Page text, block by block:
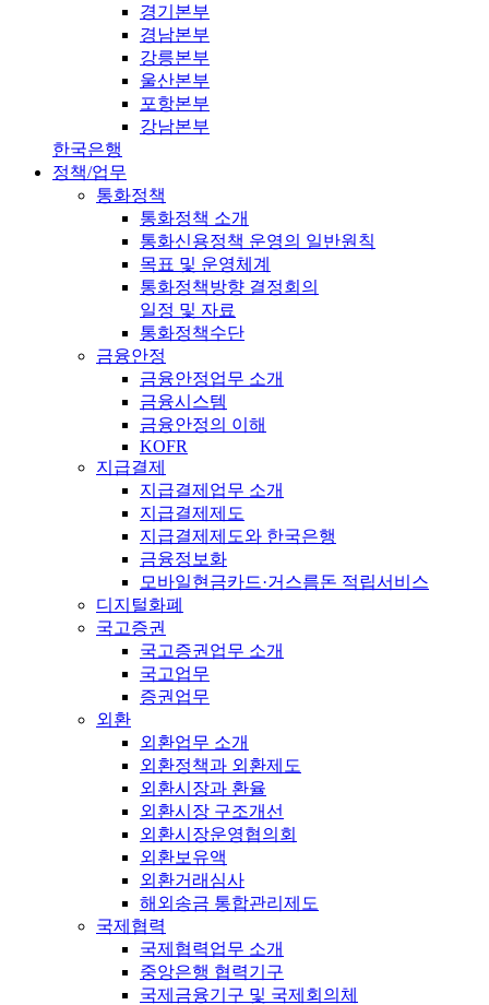
경기본부
경남본부
강릉본부
울산본부
포항본부
강남본부
한국은행
정책/업무
통화정책
통화정책 소개
통화신용정책 운영의 일반원칙
목표 및 운영체계
통화정책방향 결정회의
일정 및 자료
통화정책수단
금융안정
금융안정업무 소개
금융시스템
금융안정의 이해
KOFR
지급결제
지급결제업무 소개
지급결제제도
지급결제제도와 한국은행
금융정보화
모바일현금카드·거스름돈 적립서비스
디지털화폐
국고증권
국고증권업무 소개
국고업무
증권업무
외환
외환업무 소개
외환정책과 외환제도
외환시장과 환율
외환시장 구조개선
외환시장운영협의회
외환보유액
외환거래심사
해외송금 통합관리제도
국제협력
국제협력업무 소개
중앙은행 협력기구
국제금융기구 및 국제회의체